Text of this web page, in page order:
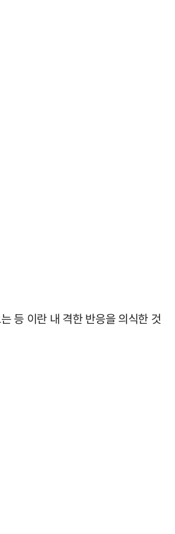
등 이란 내 격한 반응을 의식한 것